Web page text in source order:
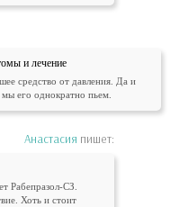
и лечение
средство от давления. Да и
его однократно пьем.
Анастасия пишет:
Рабепразол-СЗ.
Хоть и стоит